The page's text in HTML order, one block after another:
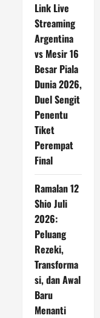
Link Live
Streaming
Argentina
vs Mesir 16
Besar Piala
Dunia 2026,
Duel Sengit
Penentu
Tiket
Perempat
Final
Ramalan 12
Shio Juli
2026:
Peluang
Rezeki,
Transforma
si, dan Awal
Baru
Menanti